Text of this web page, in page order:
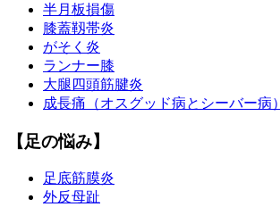
半月板損傷
膝蓋靱帯炎
がそく炎
ランナー膝
大腿四頭筋腱炎
成長痛（オスグッド病とシーバー病）
【足の悩み】
足底筋膜炎
外反母趾